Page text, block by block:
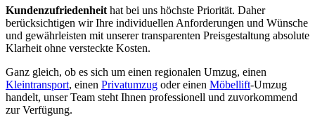
Kundenzufriedenheit hat bei uns höchste Priorität. Daher
berücksichtigen wir Ihre individuellen Anforderungen und Wünsche
und gewährleisten mit unserer transparenten Preisgestaltung absolute
Klarheit ohne versteckte Kosten.
Ganz gleich, ob es sich um einen regionalen Umzug, einen
Kleintransport, einen Privatumzug oder einen Möbellift-Umzug
handelt, unser Team steht Ihnen professionell und zuvorkommend
zur Verfügung.